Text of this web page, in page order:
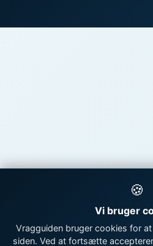
🍪
Vi bruger
Vragguiden bruger cookies for
siden. Ved at fortsætte